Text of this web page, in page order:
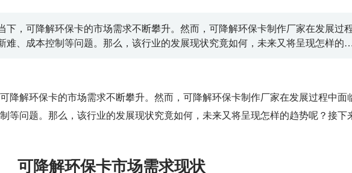
下，可降解环保卡的市场需求不断攀升。然而，可降解环保卡制作厂家在发展过
难、成本控制等问题。那么，该行业的发展现状究竟如何，未来又将呈现怎样的
降解环保卡的市场需求不断攀升。然而，可降解环保卡制作厂家在发展过程中面
等问题。那么，该行业的发展现状究竟如何，未来又将呈现怎样的趋势呢？接下
可降解环保卡市场需求现状